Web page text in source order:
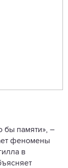
бы памяти», –
феномены
в